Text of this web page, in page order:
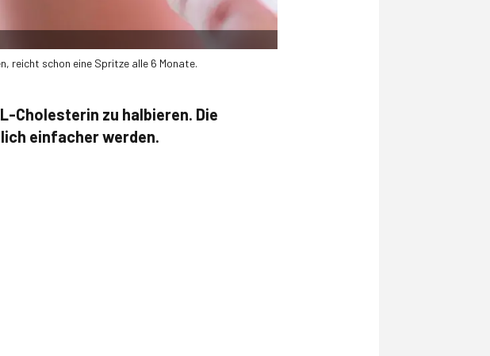
reicht schon eine Spritze alle 6 Monate.
Cholesterin zu halbieren. Die
einfacher werden.